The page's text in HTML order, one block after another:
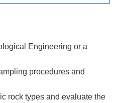
Engineering or a
procedures and
rock types and evaluate the